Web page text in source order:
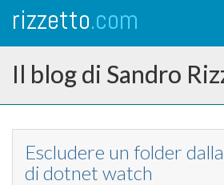
rizzetto.com
Il blog di Sandro
Escludere un folder
di dotnet watch